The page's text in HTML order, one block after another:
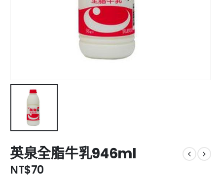
英泉全脂牛乳946ml
NT$70